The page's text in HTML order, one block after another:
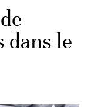
dans le